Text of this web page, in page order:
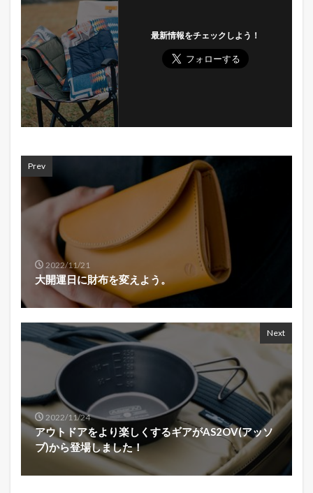
最新情報をチェックしよう！
Prev
2022/11/21
大開運日に財布を変えよう。
Next
2022/11/24
アウトドアをより楽しくするギアがAS2OV(アッソ
ブ)から登場しました！